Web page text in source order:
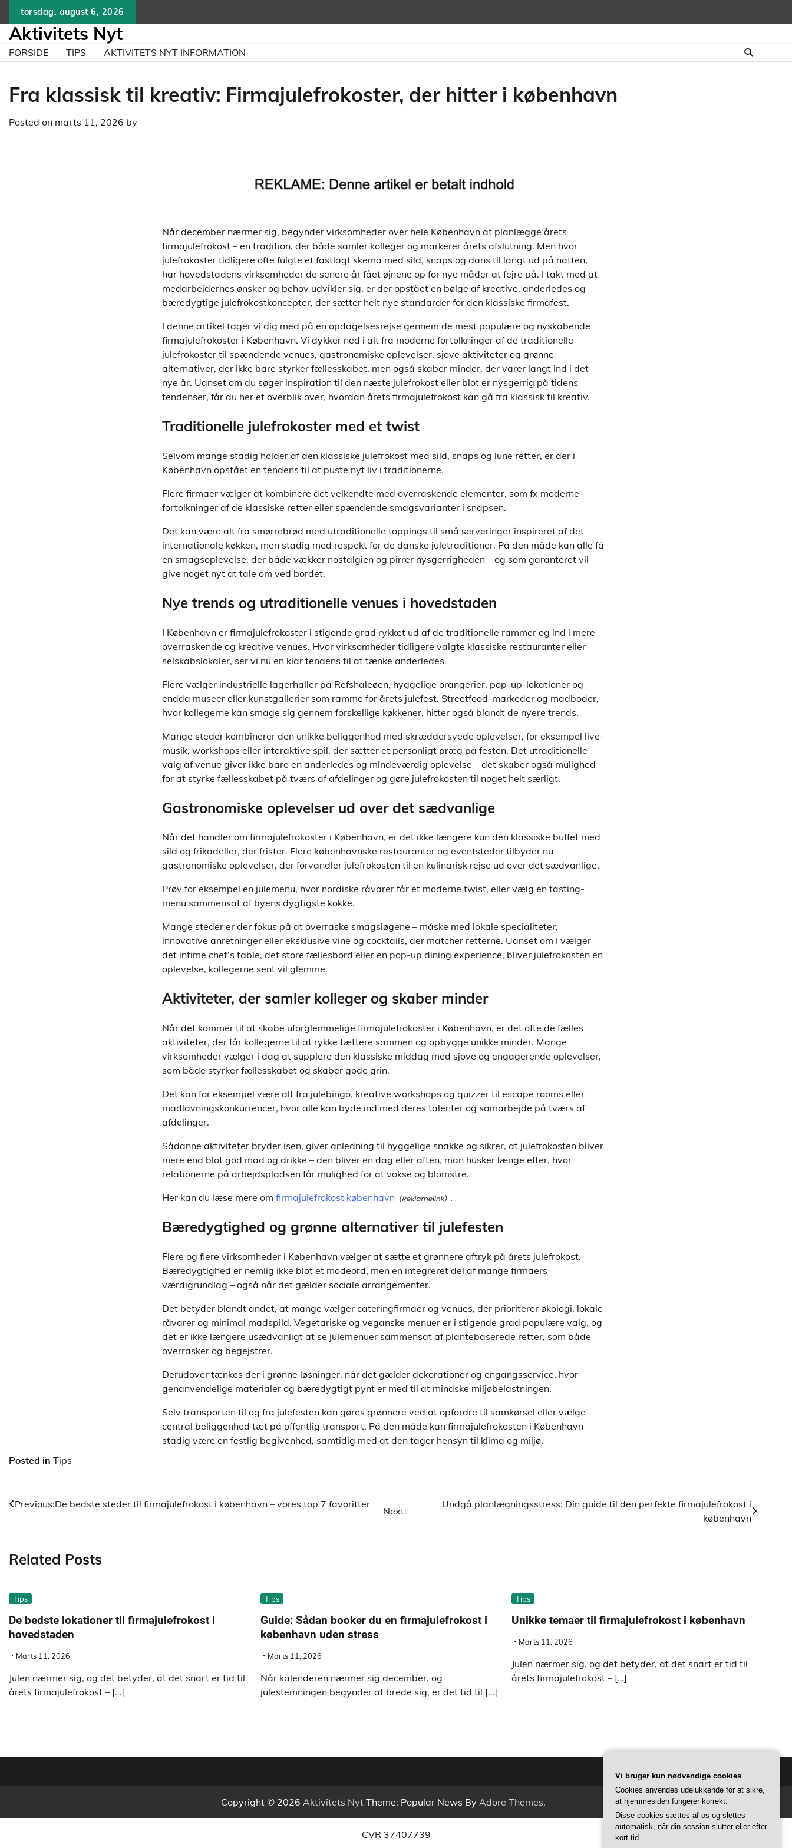
content
torsdag, august 6, 2026
Aktivitets Nyt
FORSIDE TIPS AKTIVITETS NYT INFORMATION
Fra klassisk til kreativ: Firmajulefrokoster, der hitter i københavn
Posted on marts 11, 2026 by
Når december nærmer sig, begynder virksomheder over hele København at planlægge årets
firmajulefrokost – en tradition, der både samler kolleger og markerer årets afslutning. Men hvor
julefrokoster tidligere ofte fulgte et fastlagt skema med sild, snaps og dans til langt ud på natten,
har hovedstadens virksomheder de senere år fået øjnene op for nye måder at fejre på. I takt med at
medarbejdernes ønsker og behov udvikler sig, er der opstået en bølge af kreative, anderledes og
bæredygtige julefrokostkoncepter, der sætter helt nye standarder for den klassiske firmafest.
I denne artikel tager vi dig med på en opdagelsesrejse gennem de mest populære og nyskabende
firmajulefrokoster i København. Vi dykker ned i alt fra moderne fortolkninger af de traditionelle
julefrokoster til spændende venues, gastronomiske oplevelser, sjove aktiviteter og grønne
alternativer, der ikke bare styrker fællesskabet, men også skaber minder, der varer langt ind i det
nye år. Uanset om du søger inspiration til den næste julefrokost eller blot er nysgerrig på tidens
tendenser, får du her et overblik over, hvordan årets firmajulefrokost kan gå fra klassisk til kreativ.
Traditionelle julefrokoster med et twist
Selvom mange stadig holder af den klassiske julefrokost med sild, snaps og lune retter, er der i
København opstået en tendens til at puste nyt liv i traditionerne.
Flere firmaer vælger at kombinere det velkendte med overraskende elementer, som fx moderne
fortolkninger af de klassiske retter eller spændende smagsvarianter i snapsen.
Det kan være alt fra smørrebrød med utraditionelle toppings til små serveringer inspireret af det
internationale køkken, men stadig med respekt for de danske juletraditioner. På den måde kan alle få
en smagsoplevelse, der både vækker nostalgien og pirrer nysgerrigheden – og som garanteret vil
give noget nyt at tale om ved bordet.
Nye trends og utraditionelle venues i hovedstaden
I København er firmajulefrokoster i stigende grad rykket ud af de traditionelle rammer og ind i mere
overraskende og kreative venues. Hvor virksomheder tidligere valgte klassiske restauranter eller
selskabslokaler, ser vi nu en klar tendens til at tænke anderledes.
Flere vælger industrielle lagerhaller på Refshaleøen, hyggelige orangerier, pop-up-lokationer og
endda museer eller kunstgallerier som ramme for årets julefest. Streetfood-markeder og madboder,
hvor kollegerne kan smage sig gennem forskellige køkkener, hitter også blandt de nyere trends.
Mange steder kombinerer den unikke beliggenhed med skræddersyede oplevelser, for eksempel live-
musik, workshops eller interaktive spil, der sætter et personligt præg på festen. Det utraditionelle
valg af venue giver ikke bare en anderledes og mindeværdig oplevelse – det skaber også mulighed
for at styrke fællesskabet på tværs af afdelinger og gøre julefrokosten til noget helt særligt.
Gastronomiske oplevelser ud over det sædvanlige
Når det handler om firmajulefrokoster i København, er det ikke længere kun den klassiske buffet med
sild og frikadeller, der frister. Flere københavnske restauranter og eventsteder tilbyder nu
gastronomiske oplevelser, der forvandler julefrokosten til en kulinarisk rejse ud over det sædvanlige.
Prøv for eksempel en julemenu, hvor nordiske råvarer får et moderne twist, eller vælg en tasting-
menu sammensat af byens dygtigste kokke.
Mange steder er der fokus på at overraske smagsløgene – måske med lokale specialiteter,
innovative anretninger eller eksklusive vine og cocktails, der matcher retterne. Uanset om I vælger
det intime chef’s table, det store fællesbord eller en pop-up dining experience, bliver julefrokosten en
oplevelse, kollegerne sent vil glemme.
Aktiviteter, der samler kolleger og skaber minder
Når det kommer til at skabe uforglemmelige firmajulefrokoster i København, er det ofte de fælles
aktiviteter, der får kollegerne til at rykke tættere sammen og opbygge unikke minder. Mange
virksomheder vælger i dag at supplere den klassiske middag med sjove og engagerende oplevelser,
som både styrker fællesskabet og skaber gode grin.
Det kan for eksempel være alt fra julebingo, kreative workshops og quizzer til escape rooms eller
madlavningskonkurrencer, hvor alle kan byde ind med deres talenter og samarbejde på tværs af
afdelinger.
Sådanne aktiviteter bryder isen, giver anledning til hyggelige snakke og sikrer, at julefrokosten bliver
mere end blot god mad og drikke – den bliver en dag eller aften, man husker længe efter, hvor
relationerne på arbejdspladsen får mulighed for at vokse og blomstre.
Her kan du læse mere om firmajulefrokost københavn .
Bæredygtighed og grønne alternativer til julefesten
Flere og flere virksomheder i København vælger at sætte et grønnere aftryk på årets julefrokost.
Bæredygtighed er nemlig ikke blot et modeord, men en integreret del af mange firmaers
værdigrundlag – også når det gælder sociale arrangementer.
Det betyder blandt andet, at mange vælger cateringfirmaer og venues, der prioriterer økologi, lokale
råvarer og minimal madspild. Vegetariske og veganske menuer er i stigende grad populære valg, og
det er ikke længere usædvanligt at se julemenuer sammensat af plantebaserede retter, som både
overrasker og begejstrer.
Derudover tænkes der i grønne løsninger, når det gælder dekorationer og engangsservice, hvor
genanvendelige materialer og bæredygtigt pynt er med til at mindske miljøbelastningen.
Selv transporten til og fra julefesten kan gøres grønnere ved at opfordre til samkørsel eller vælge
central beliggenhed tæt på offentlig transport. På den måde kan firmajulefrokosten i København
stadig være en festlig begivenhed, samtidig med at den tager hensyn til klima og miljø.
Posted in Tips
Indlægsnavigation
Previous:De bedste steder til firmajulefrokost i københavn – vores top 7 favoritter
Next:
Undgå planlægningsstress: Din guide til den perfekte firmajulefrokost i
københavn
Related Posts
Tips
De bedste lokationer til firmajulefrokost i
hovedstaden
Marts 11, 2026
Julen nærmer sig, og det betyder, at det snart er tid til
årets firmajulefrokost – […]
Tips
Guide: Sådan booker du en firmajulefrokost i
københavn uden stress
Marts 11, 2026
Når kalenderen nærmer sig december, og
julestemningen begynder at brede sig, er det tid til […]
Tips
Unikke temaer til firmajulefrokost i københavn
Marts 11, 2026
Julen nærmer sig, og det betyder, at det snart er tid til
årets firmajulefrokost – […]
Copyright © 2026 Aktivitets NytTheme: Popular News By Adore Themes.
CVR 37407739
Vi bruger kun nødvendige cookies
Cookies anvendes udelukkende for at sikre,
at hjemmesiden fungerer korrekt.
Disse cookies sættes af os og slettes
automatisk, når din session slutter eller efter
kort tid.